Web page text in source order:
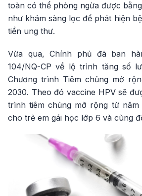
toàn có thể phòng ngừa được
như khám sàng lọc để phát hiện
tiền ung thư.
Vừa qua, Chính phủ đã ban
104/NQ-CP về lộ trình tăng số
Chương trình Tiêm chủng mở
2030. Theo đó vaccine HPV sẽ
trình tiêm chủng mở rộng từ năm
cho trẻ em gái học lớp 6 và cùng